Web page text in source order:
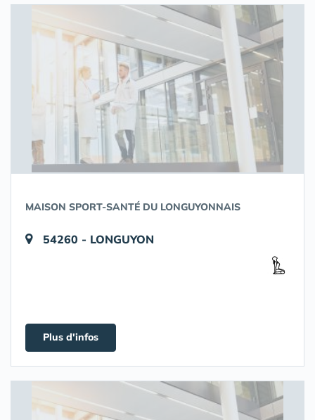
MAISON SPORT-SANTÉ DU LONGUYONNAIS
54260 - LONGUYON
Plus d'infos